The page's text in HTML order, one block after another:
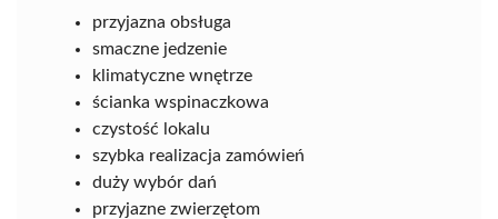
przyjazna obsługa
smaczne jedzenie
klimatyczne wnętrze
ścianka wspinaczkowa
czystość lokalu
szybka realizacja zamówień
duży wybór dań
przyjazne zwierzętom